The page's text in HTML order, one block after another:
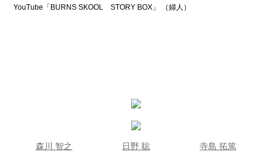
YouTube「BURNS SKOOL STORY BOX」 （婦人）
森川 智之 日野 聡 寺島 拓篤